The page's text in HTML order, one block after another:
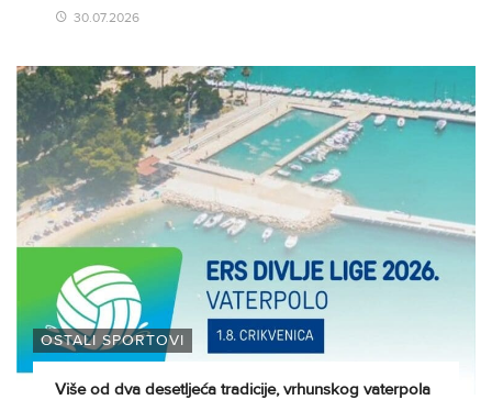
30.07.2026
OSTALI SPORTOVI
Više od dva desetljeća tradicije, vrhunskog vaterpola